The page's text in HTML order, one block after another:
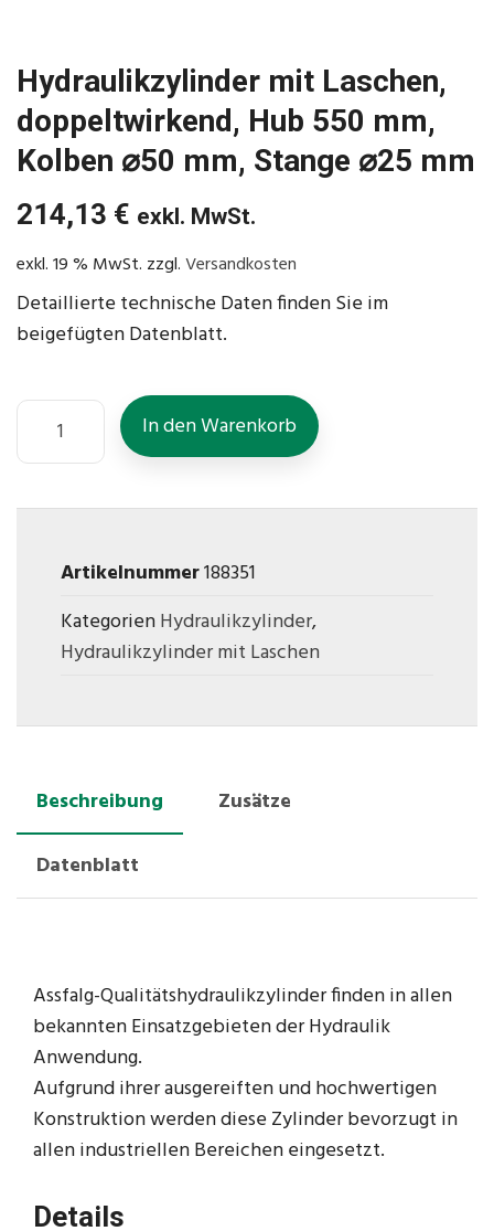
Hydraulikzylinder mit Laschen,
doppeltwirkend, Hub 550 mm,
Kolben ⌀50 mm, Stange ⌀25 mm
214,13 € exkl. MwSt.
exkl. 19 % MwSt. zzgl.Versandkosten
Detaillierte technische Daten finden Sie im
beigefügten Datenblatt.
In den Warenkorb
Artikelnummer188351
KategorienHydraulikzylinder,
Hydraulikzylinder mit Laschen
Beschreibung
Zusätze
Datenblatt
Assfalg-Qualitätshydraulikzylinder finden in allen
bekannten Einsatzgebieten der Hydraulik
Anwendung.
Aufgrund ihrer ausgereiften und hochwertigen
Konstruktion werden diese Zylinder bevorzugt in
allen industriellen Bereichen eingesetzt.
Details